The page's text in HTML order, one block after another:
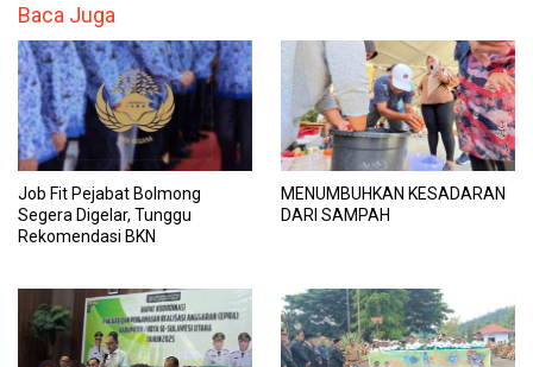
Baca Juga
Job Fit Pejabat Bolmong
Segera Digelar, Tunggu
Rekomendasi BKN
MENUMBUHKAN KESADARAN
DARI SAMPAH